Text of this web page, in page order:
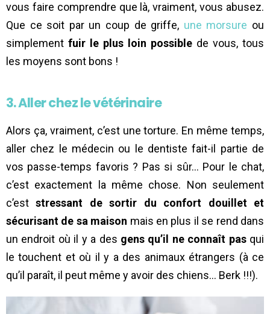
vous faire comprendre que là, vraiment, vous abusez.
Que ce soit par un coup de griffe, une morsure ou
simplement fuir le plus loin possible de vous, tous
les moyens sont bons !
3. Aller chez le vétérinaire
Alors ça, vraiment, c’est une torture. En même temps,
aller chez le médecin ou le dentiste fait-il partie de
vos passe-temps favoris ? Pas si sûr… Pour le chat,
c’est exactement la même chose. Non seulement
c’eststressant de sortir du confort douillet et
sécurisant de sa maison mais en plus il se rend dans
un endroit où il y a des gens qu’il ne connaît pasqui
le touchent et où il y a des animaux étrangers (à ce
qu’il paraît, il peut même y avoir des chiens… Berk !!!).